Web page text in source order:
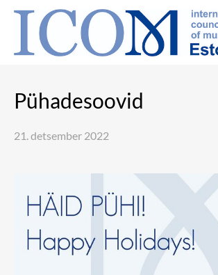
Pühadesoovid
21. detsember 2022